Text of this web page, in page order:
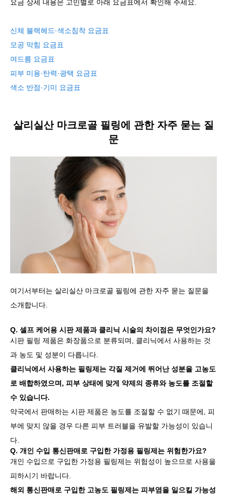
요금 상세 내용은 고민별로 아래 요금표에서 확인해 주세요.
신체 블랙헤드·색소침착 요금표
모공 막힘 요금표
여드름 요금표
피부 미용·탄력·광택 요금표
색소 반점·기미 요금표
살리실산 마크로골 필링에 관한 자주 묻는 질
문
여기서부터는 살리실산 마크로골 필링에 관한 자주 묻는 질문을
소개합니다.
Q. 셀프 케어용 시판 제품과 클리닉 시술의 차이점은 무엇인가요?
시판 필링 제품은 화장품으로 분류되며, 클리닉에서 사용하는 것
과 농도 및 성분이 다릅니다.
클리닉에서 사용하는 필링제는 각질 제거에 뛰어난 성분을 고농도
로 배합하였으며, 피부 상태에 맞게 약제의 종류와 농도를 조절할
수 있습니다.
약국에서 판매하는 시판 제품은 농도를 조절할 수 없기 때문에, 피
부에 맞지 않을 경우 다른 피부 트러블을 유발할 가능성이 있습니
다.
Q. 개인 수입 통신판매로 구입한 가정용 필링제는 위험한가요?
개인 수입으로 구입한 가정용 필링제는 위험성이 높으므로 사용을
피하시기 바랍니다.
해외 통신판매로 구입한 고농도 필링제는 피부염을 일으킬 가능성